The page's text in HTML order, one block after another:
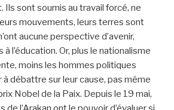
Ils sont soumis au travail forcé, ne
mouvements, leurs terres sont
aucune perspective d’avenir,
à l’éducation. Or, plus le nationalisme
moins les hommes politiques
à débattre sur leur cause, pas même
Nobel de la Paix. Depuis le 19 mai,